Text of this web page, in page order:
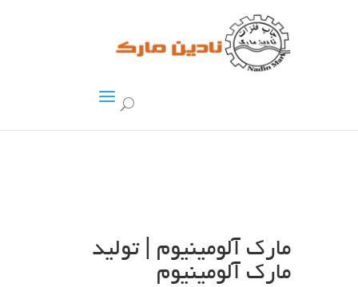
مارک آلومینیوم | تولید
مارک آلومینیوم